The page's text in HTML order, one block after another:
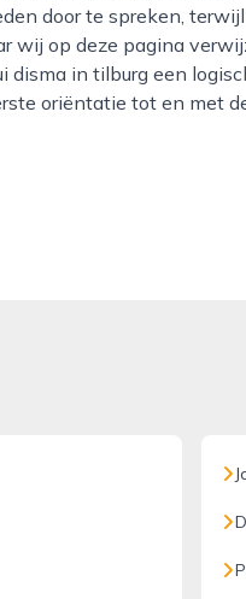
door te spreken,
wij op deze pagina
disma in tilburg een
oriëntatie tot en met